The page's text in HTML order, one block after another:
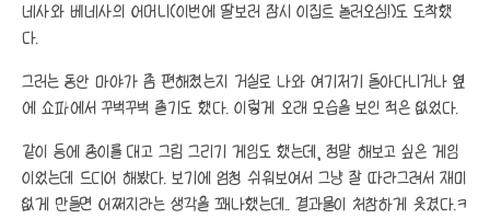
네사와 베네사의 어머니(이번에 딸보러 잠시 이집트 놀러오심!)도 도착했
다.
그러는 동안 마야가 좀 편해졌는지 거실로 나와 여기저기 돌아다니거나 옆
에 쇼파에서 꾸벅꾸벅 졸기도 했다. 이렇게 오래 모습을 보인 적은 없었다.
같이 등에 종이를 대고 그림 그리기 게임도 했는데, 정말 해보고 싶은 게임
이었는데 드디어 해봤다. 보기에 엄청 쉬워보여서 그냥 잘 따라그려서 재미
없게 만들면 어쩌지라는 생각을 꽤나했는데.. 결과물이 처참하게 웃겼다.ㅋ